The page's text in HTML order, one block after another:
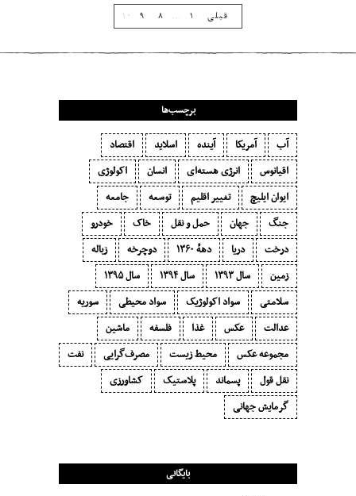
قبلی ۱ … ۸ ۹ ۱۰
برچسب‌ها
آب آمریکا آینده اسلاید
اقتصاد
اقیانوس
انرژی هسته‌ای انسان
اکولوژی
ایوان ایلیچ
تغییر اقلیم توسعه
جامعه
جنگ
جهان حمل و نقل خاک
خودرو
درخت
دریا دههٔ ۱‍۳۶۰ دوچرخه
زباله
زمین
سال ۱۳۹۳ سال ۱۳۹۴
سال ۱۳۹۵
سلامتی
سواد اکولوژیک سواد محیطی
سوریه
عدالت
عکس غذا فلسفه
ماشین
مجموعه عکس
محیط زیست مصرف‌گرایی‬
نفت
نقل قول
پسماند پلاستیک
کشاورزی
گرمایش جهانی
بایگانی